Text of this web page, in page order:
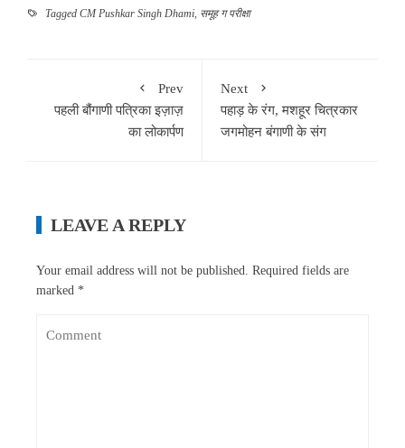
Tagged CM Pushkar Singh Dhami, समूह ग परीक्षा
Prev
पहली बौंगाणी पत्रिका इज़ाज़
का लोकार्पण
Next
पहाड़ के रंग, मशहूर चित्रकार
जगमोहन बंगाणी के संग
LEAVE A REPLY
Your email address will not be published. Required fields are
marked *